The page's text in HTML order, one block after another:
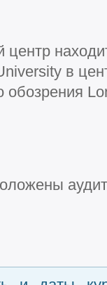
центр
в
обозрения